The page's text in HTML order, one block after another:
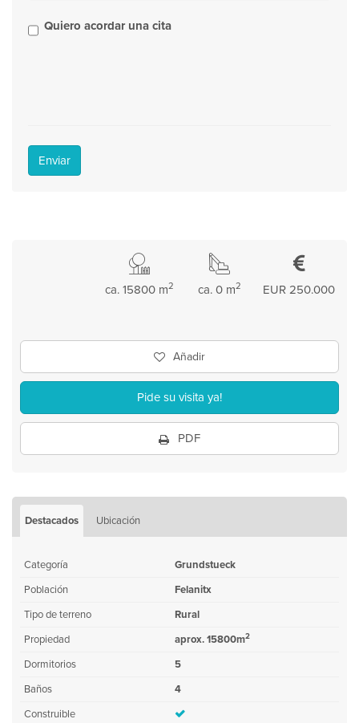
Quiero acordar una cita
Enviar
EUR 250.000
ca. 0 m2
ca. 15800 m2
Añadir
Pide su visita ya!
PDF
Destacados Ubicación
Categoría
Grundstueck
Población
Felanitx
Tipo de terreno
Rural
Propiedad
aprox. 15800m2
Dormitorios
5
Baños
4
Construible